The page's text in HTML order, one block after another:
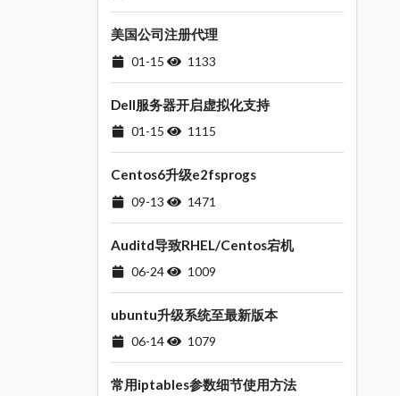
美国公司注册代理
01-15 1133
Dell服务器开启虚拟化支持
01-15 1115
Centos6升级e2fsprogs
09-13 1471
Auditd导致RHEL/Centos宕机
06-24 1009
ubuntu升级系统至最新版本
06-14 1079
常用iptables参数细节使用方法